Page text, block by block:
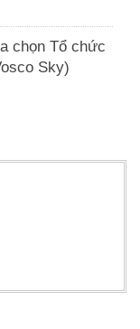
chọn Tổ chức
Sky)